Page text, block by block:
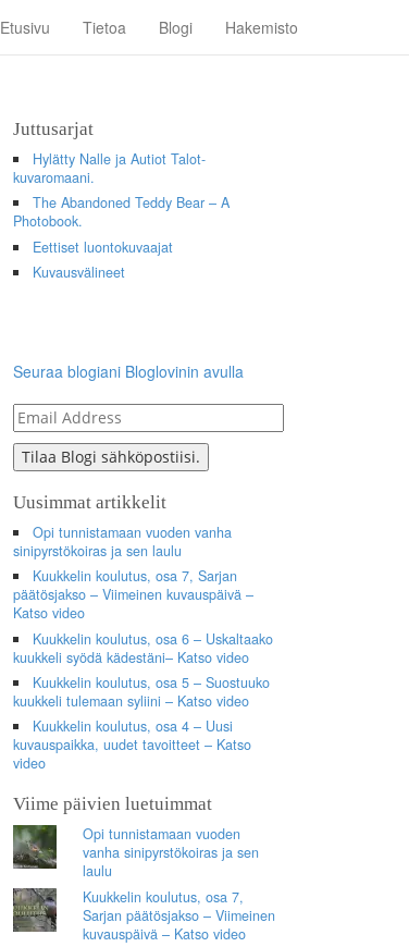
Etusivu Tietoa Blogi Hakemisto
Juttusarjat
Hylätty Nalle ja Autiot Talot-
kuvaromaani.
The Abandoned Teddy Bear – A
Photobook.
Eettiset luontokuvaajat
Kuvausvälineet
Seuraa blogiani Bloglovinin avulla
Email
Address
Tilaa Blogi sähköpostiisi.
Uusimmat artikkelit
Opi tunnistamaan vuoden vanha
sinipyrstökoiras ja sen laulu
Kuukkelin koulutus, osa 7, Sarjan
päätösjakso – Viimeinen kuvauspäivä –
Katso video
Kuukkelin koulutus, osa 6 – Uskaltaako
kuukkeli syödä kädestäni– Katso video
Kuukkelin koulutus, osa 5 – Suostuuko
kuukkeli tulemaan syliini – Katso video
Kuukkelin koulutus, osa 4 – Uusi
kuvauspaikka, uudet tavoitteet – Katso
video
Viime päivien luetuimmat
Opi tunnistamaan vuoden
vanha sinipyrstökoiras ja sen
laulu
Kuukkelin koulutus, osa 7,
Sarjan päätösjakso – Viimeinen
kuvauspäivä – Katso video